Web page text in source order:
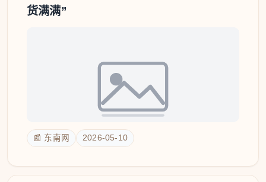
货满满”
📰 东南网 2026-05-10